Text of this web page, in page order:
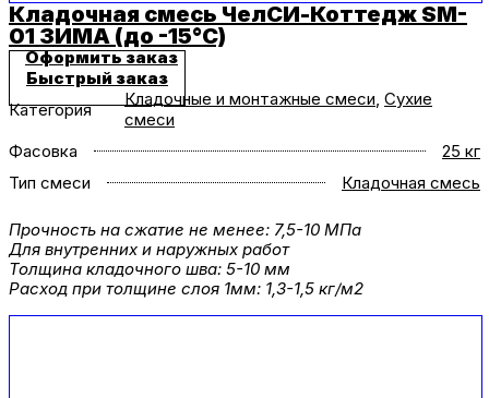
Кладочная смесь ЧелСИ-Коттедж SM-
01 ЗИМА (до -15°C)
Оформить заказ
Быстрый заказ
Категория
Кладочные и монтажные смеси, Сухие
смеси
Фасовка
25 кг
Тип смеси
Кладочная смесь
Прочность на сжатие не менее: 7,5-10 МПа
Для внутренних и наружных работ
Толщина кладочного шва: 5-10 мм
Расход при толщине слоя 1мм: 1,3-1,5 кг/м2